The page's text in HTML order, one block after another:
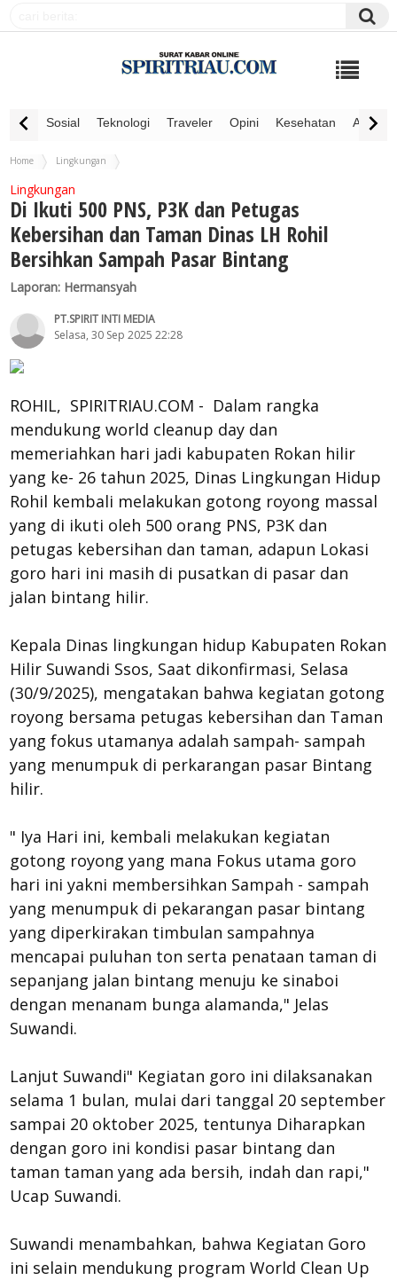
Sosial Teknologi Traveler Opini Kesehatan
Home
Lingkungan
Sampah Pasar Bintang
Lingkungan
Di Ikuti 500 PNS, P3K dan Petugas
Kebersihan dan Taman Dinas LH Rohil
Bersihkan Sampah Pasar Bintang
Laporan: Hermansyah
PT.SPIRIT INTI MEDIA
Selasa, 30 Sep 2025 22:28
ROHIL, SPIRITRIAU.COM - Dalam rangka
mendukung world cleanup day dan
memeriahkan hari jadi kabupaten Rokan hilir
yang ke- 26 tahun 2025, Dinas Lingkungan Hidup
Rohil kembali melakukan gotong royong massal
yang di ikuti oleh 500 orang PNS, P3K dan
petugas kebersihan dan taman, adapun Lokasi
goro hari ini masih di pusatkan di pasar dan
jalan bintang hilir.
Kepala Dinas lingkungan hidup Kabupaten Rokan
Hilir Suwandi Ssos, Saat dikonfirmasi, Selasa
(30/9/2025), mengatakan bahwa kegiatan gotong
royong bersama petugas kebersihan dan Taman
yang fokus utamanya adalah sampah- sampah
yang menumpuk di perkarangan pasar Bintang
hilir.
" Iya Hari ini, kembali melakukan kegiatan
gotong royong yang mana Fokus utama goro
hari ini yakni membersihkan Sampah - sampah
yang menumpuk di pekarangan pasar bintang
yang diperkirakan timbulan sampahnya
mencapai puluhan ton serta penataan taman di
sepanjang jalan bintang menuju ke sinaboi
dengan menanam bunga alamanda," Jelas
Suwandi.
Lanjut Suwandi" Kegiatan goro ini dilaksanakan
selama 1 bulan, mulai dari tanggal 20 september
sampai 20 oktober 2025, tentunya Diharapkan
dengan goro ini kondisi pasar bintang dan
taman taman yang ada bersih, indah dan rapi,"
Ucap Suwandi.
Suwandi menambahkan, bahwa Kegiatan Goro
ini selain mendukung program World Clean Up